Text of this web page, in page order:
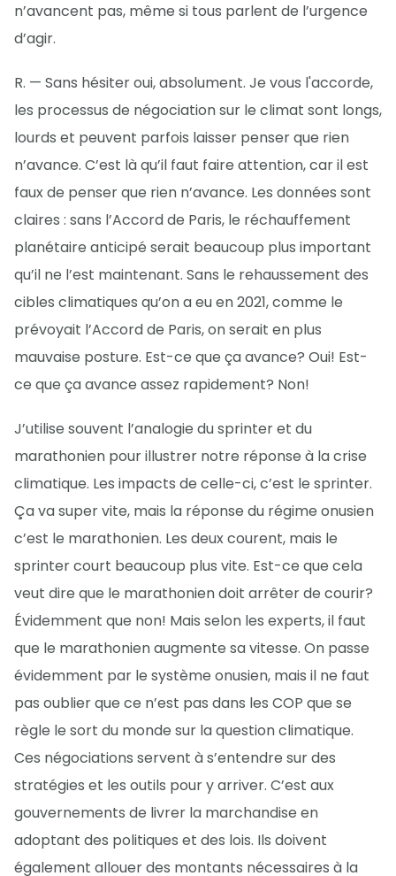
n’avancent pas, même si tous parlent de l’urgence
d’agir.
R. — Sans hésiter oui, absolument. Je vous l'accorde,
les processus de négociation sur le climat sont longs,
lourds et peuvent parfois laisser penser que rien
n’avance. C’est là qu’il faut faire attention, car il est
faux de penser que rien n’avance. Les données sont
claires : sans l’Accord de Paris, le réchauffement
planétaire anticipé serait beaucoup plus important
qu’il ne l’est maintenant. Sans le rehaussement des
cibles climatiques qu’on a eu en 2021, comme le
prévoyait l’Accord de Paris, on serait en plus
mauvaise posture. Est-ce que ça avance? Oui! Est-
ce que ça avance assez rapidement? Non!
J’utilise souvent l’analogie du sprinter et du
marathonien pour illustrer notre réponse à la crise
climatique. Les impacts de celle-ci, c’est le sprinter.
Ça va super vite, mais la réponse du régime onusien
c’est le marathonien. Les deux courent, mais le
sprinter court beaucoup plus vite. Est-ce que cela
veut dire que le marathonien doit arrêter de courir?
Évidemment que non! Mais selon les experts, il faut
que le marathonien augmente sa vitesse. On passe
évidemment par le système onusien, mais il ne faut
pas oublier que ce n’est pas dans les COP que se
règle le sort du monde sur la question climatique.
Ces négociations servent à s’entendre sur des
stratégies et les outils pour y arriver. C’est aux
gouvernements de livrer la marchandise en
adoptant des politiques et des lois. Ils doivent
également allouer des montants nécessaires à la